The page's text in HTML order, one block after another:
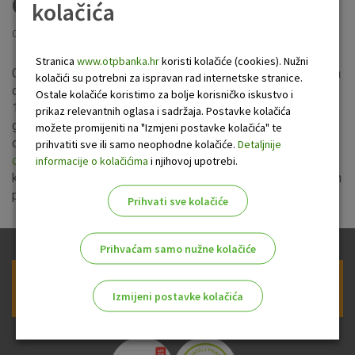
Objavljeno: 13.10.2023
Od 17. listopada 2023. u primjeni su veće kamatne stope na
oročenu štednju za depozite u eurima i američkim dolarima,
1% godišnje na rok od 12 mjeseci (ranije 0,02%) i 1,30%
godišnje na dulje rokove (ranije 0,02%). Kamatne stope u
depozitnom poslovanju s fizičkim osobama dostupne su
ovdje. S ciljem što boljeg informiranja naših cijenjenih
klijenata provjerite sve informacije o štednji u nekoj od naših
poslovnica ili upitom na e-mail adresu
info@otpbanka.hr
Prijava na newsletter OTP banke
kolačića
Stranica www.otpbanka.hrkoristi kolačiće (cookies). Nužni
kolačići su potrebni za ispravan rad internetske stranice.
Ostale kolačiće koristimo za bolje korisničko iskustvo i
prikaz relevantnih oglasa i sadržaja. Postavke kolačića
možete promijeniti na "Izmjeni postavke kolačića" te
prihvatiti sve ili samo neophodne kolačiće. Detaljnije
informacije o kolačićima i njihovoj upotrebi.
Prihvati sve kolačiće
Prihvaćam samo nužne kolačiće
Izmijeni postavke kolačića